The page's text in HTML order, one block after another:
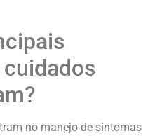
no manejo de sintomas